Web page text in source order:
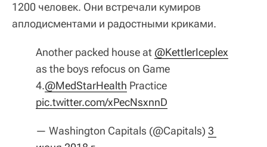
1200 человек. Они встречали кумиров
аплодисментами и радостными криками.
Another packed house at @KettlerIceplex
as the boys refocus on Game
4.@MedStarHealth Practice
pic.twitter.com/xPecNsxnnD
— Washington Capitals (@Capitals) 3